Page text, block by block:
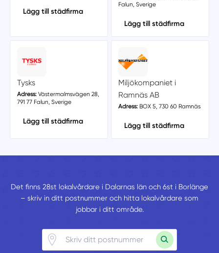
Lägg till städfirma
Falun, Sverige
Lägg till städfirma
Tysks
Adress:Västermalmsvägen 28,
791 77 Falun, Sverige
Lägg till städfirma
Miljökompaniet i
Ramnäs AB
Adress:BOX 5, 730 60 Ramnäs
Lägg till städfirma
Det finns 28st lokalvårdare i Dalarnas län och 6st i Borlänge
– skriv in ditt postnummer och hitta lokalvårdare som
jobbar i ditt område.